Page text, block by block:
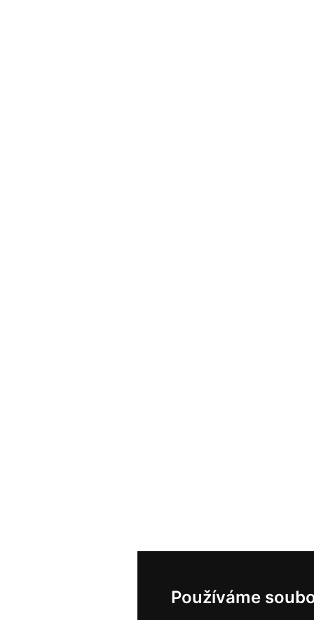
Používáme